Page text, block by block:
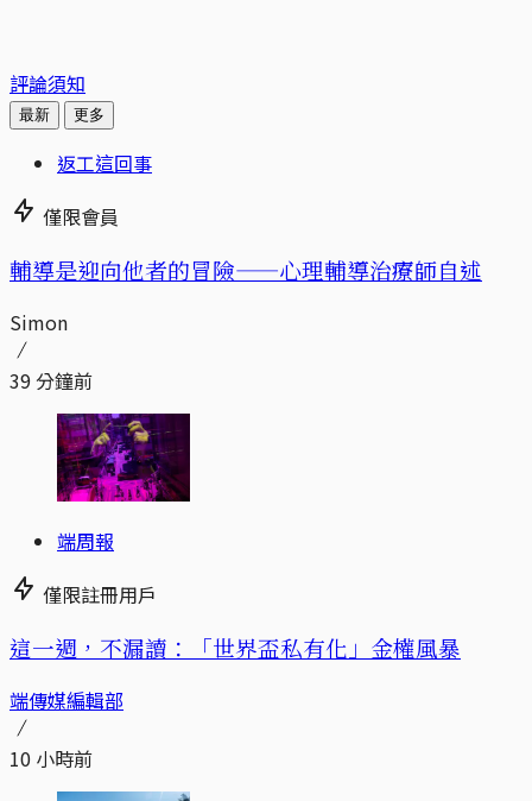
評論須知
最新 更多
返工這回事
僅限會員
輔導是迎向他者的冒險——心理輔導治療師自述
Simon
39 分鐘前
端周報
僅限註冊用戶
這一週，不漏讀：「世界盃私有化」金權風暴
端傳媒編輯部
10 小時前